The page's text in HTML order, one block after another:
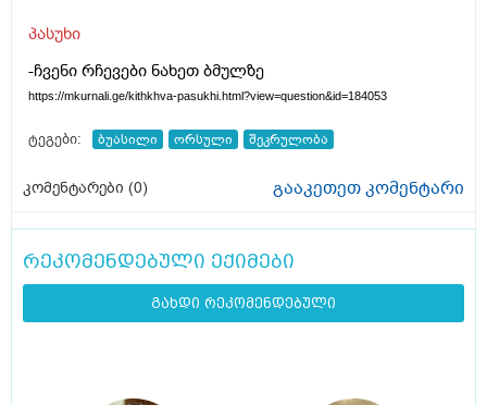
პასუხი
-ჩვენი რჩევები ნახეთ ბმულზე
https://mkurnali.ge/kithkhva-pasukhi.html?view=question&id=184053
ტეგები: ბუასილი ორსული შეკრულობა
კომენტარები (0) გააკეთეთ კომენტარი
რეკომენდებული ექიმები
გახდი რეკომენდებული